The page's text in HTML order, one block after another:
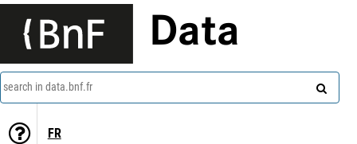
Data
search in data.bnf.fr
FR